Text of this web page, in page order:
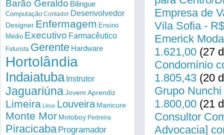
Empresa de
Vila Sofia -
Emerick
1.621,00 (27
Condomínio
1.805,43 (20
Grupo
1.800,00 (21
Consultor
Advocacia]
Barão Geraldo Bilingue
Computação Contador Desenvolvedor
Designer Enfermagem Ensino
Médio Executivo Farmacêutico
Faturista Gerente Hardware
Hortolândia
Indaiatuba Instrutor
Jaguariúna Jovem Aprendiz
Limeira Linux Louveira Manicure
Monte Mor Motoboy Pedreira
Piracicaba Programador